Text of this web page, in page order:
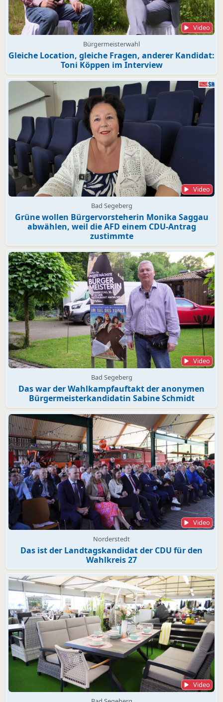
Video
Bürgermeisterwahl
Gleiche Location, gleiche Fragen, anderer Kandidat:
Toni Köppen im Interview
Video
Bad Segeberg
Grüne wollen Bürgervorsteherin Monika Saggau
abwählen, weil die AFD einem CDU-Antrag
zustimmte
Video
Bad Segeberg
Das war der Wahlkampfauftakt der anonymen
Bürgermeisterkandidatin Sabine Schmidt
Video
Norderstedt
Das ist der Landtagskandidat der CDU für den
Wahlkreis 27
Video